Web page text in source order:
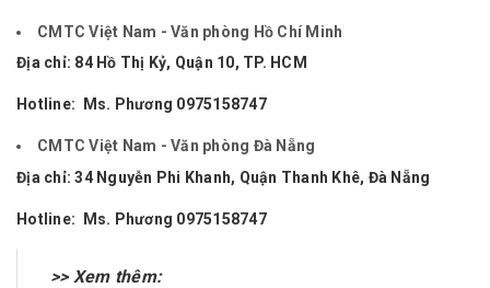
CMTC Việt Nam - Văn phòng Hồ Chí Minh
Địa chỉ: 84 Hồ Thị Kỷ, Quận 10, TP. HCM
Hotline: Ms. Phương 0975158747
CMTC Việt Nam - Văn phòng Đà Nẵng
Địa chỉ: 34 Nguyễn Phi Khanh, Quận Thanh Khê, Đà Nẵng
Hotline: Ms. Phương 0975158747
>> Xem thêm: